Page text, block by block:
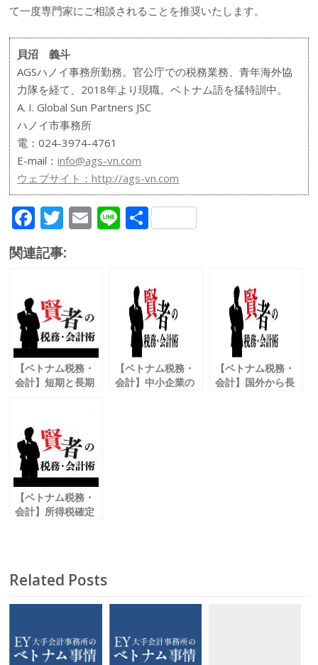
て一度専門家にご相談されることを推奨いたします。
貝沼 義斗
AGSハノイ事務所勤務。官公庁での税務業務、青年海外協
力隊を経て、2018年より現職。ベトナム語を猛特訓中。
A. I. Global Sun Partners JSC
ハノイ市事務所
電：024-3974-4761
E-mail：info@ags-vn.com
ウェブサイト：http://ags-vn.com
F
ac
e
o
o
k
T
itt
E Li 共
関連記事:
【ベトナム税務・
会計】短期と長期
点とは
【ベトナム税務・
会計】中小企業の
【ベトナム税務・
会計】国外から長
【ベトナム税務・
会計】所得税確定
Related Posts